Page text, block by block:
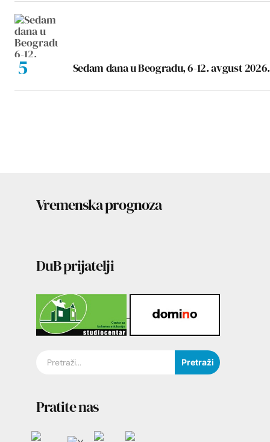
Sedam dana u Beogradu, 6-12. avgust 2026.
Vremenska prognoza
DuB prijatelji
Pretraži
Pratite nas